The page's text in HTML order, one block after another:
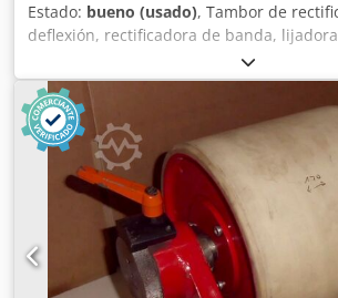
Estado: bueno (usado), Tambor de
deflexión, rectificadora de banda,
rectificadora de tambor, rodillos de cinta
rodillos de transporte, rodillos de
transportadora, transportador de
apoyo -Fabricante: KED Kurt Ehemann,
rectificado, ancho del tambor 640 mm -
Djdpjvxqrpjfx Ah Djkr -Disco: Ø 77 x 445
tambores disponibles -Precio: por pieza -
340 x 640 mm -Peso: 82,0 kg/pieza